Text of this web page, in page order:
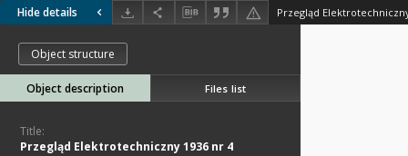
Hide details Przegląd
Object structure
Object description Files list
Title:
Przegląd Elektrotechniczny 1936 nr 4